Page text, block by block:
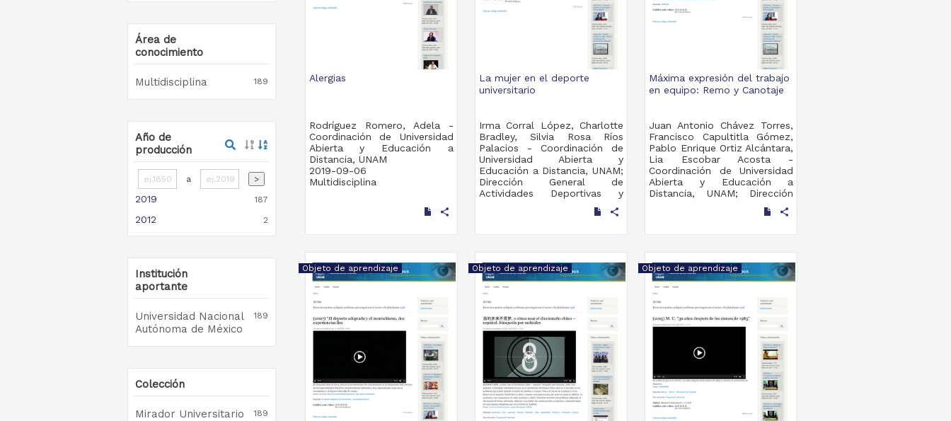
Área de
conocimiento
Multidisciplina 189
Año de
producción
a >
2019 187
2012 2
Institución
aportante
Universidad Nacional
Autónoma de México
189
Colección
Mirador Universitario 189
Alergias
Rodríguez Romero, Adela -
Coordinación de Universidad
Abierta y Educación a
Distancia, UNAM
2019-09-06
Multidisciplina
share
La mujer en el deporte
universitario
Irma Corral López, Charlotte
Bradley, Silvia Rosa Ríos
Palacios - Coordinación de
Universidad Abierta y
Educación a Distancia, UNAM;
Dirección General de
Actividades Deportivas y
share
Máxima expresión del trabajo
en equipo: Remo y Canotaje
Juan Antonio Chávez Torres,
Francisco Capultitla Gómez,
Pablo Enrique Ortiz Alcántara,
Lia Escobar Acosta -
Coordinación de Universidad
Abierta y Educación a
Distancia, UNAM; Dirección
Deportivas y Recreativas,
share
Objeto de aprendizaje Objeto de aprendizaje Objeto de aprendizaje